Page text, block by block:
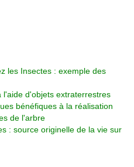
les Insectes : exemple des
d'objets extraterrestres
bénéfiques à la réalisation
de l'arbre
: source originelle de la vie sur